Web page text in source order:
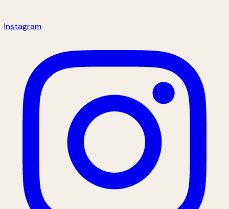
Instagram